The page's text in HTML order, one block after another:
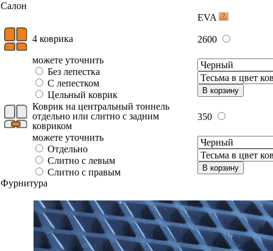
Салон
EVA
4 коврика
2600
можете уточнить
Без лепестка
С лепестком
Цельный коврик
В корзину
Коврик на центральный тоннель
отдельно или слитно с задним
ковриком
350
можете уточнить
Отдельно
Слитно с левым
Слитно с правым
В корзину
Фурнитура